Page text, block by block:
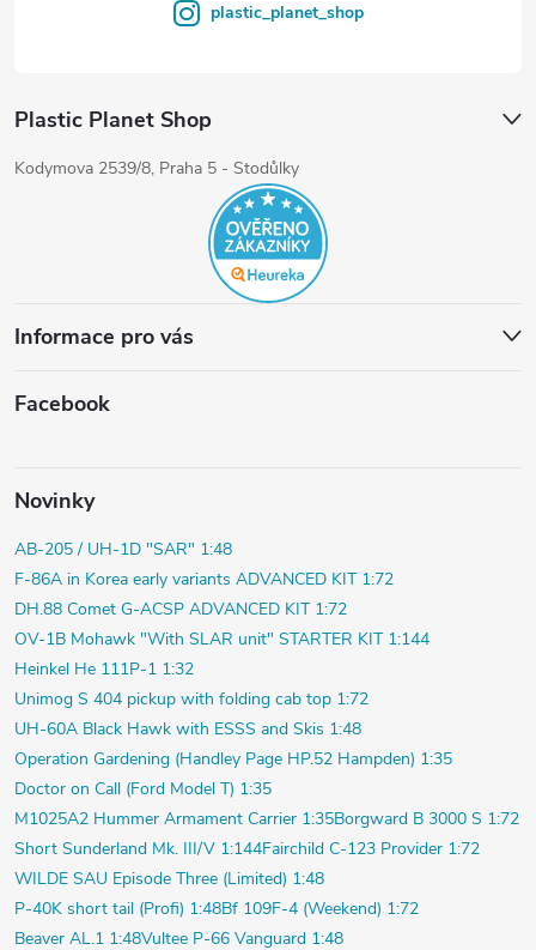
plastic_planet_shop
Plastic Planet Shop
Kodymova 2539/8, Praha 5 - Stodůlky
Informace pro vás
Facebook
Novinky
AB-205 / UH-1D "SAR" 1:48
F-86A in Korea early variants ADVANCED KIT 1:72
DH.88 Comet G-ACSP ADVANCED KIT 1:72
OV-1B Mohawk "With SLAR unit" STARTER KIT 1:144
Heinkel He 111P-1 1:32
Unimog S 404 pickup with folding cab top 1:72
UH-60A Black Hawk with ESSS and Skis 1:48
Operation Gardening (Handley Page HP.52 Hampden) 1:35
Doctor on Call (Ford Model T) 1:35
M1025A2 Hummer Armament Carrier 1:35Borgward B 3000 S 1:72
Short Sunderland Mk. III/V 1:144Fairchild C-123 Provider 1:72
WILDE SAU Episode Three (Limited) 1:48
P-40K short tail (Profi) 1:48Bf 109F-4 (Weekend) 1:72
Beaver AL.1 1:48Vultee P-66 Vanguard 1:48